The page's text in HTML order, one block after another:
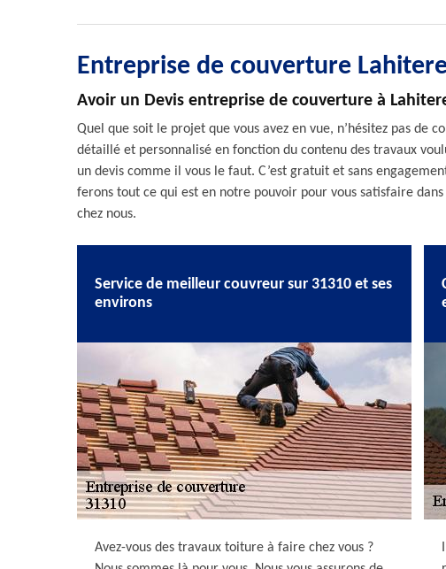
Entreprise de couverture
Avoir un Devis entreprise de couverture à
Quel que soit le projet que vous avez en vue, n’hésitez pas de
détaillé et personnalisé en fonction du contenu des travaux
un devis comme il vous le faut. C’est gratuit et sans
ferons tout ce qui est en notre pouvoir pour vous satisfaire
chez nous.
Service de meilleur couvreur sur 31310 et ses
environs
Avez-vous des travaux toiture à faire chez vous ?